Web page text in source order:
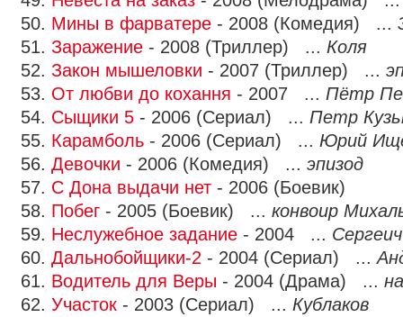
50. Мины в фарватере - 2008 (Комедия) ...
51. Заражение - 2008 (Триллер) ... Коля
52. Закон мышеловки - 2007 (Триллер) ...
53. От любви до кохання - 2007 ... Пётр
54. Сыщики 5 - 2006 (Сериал) ... Петр
55. Карамболь - 2006 (Сериал) ... Юрий
56. Девочки - 2006 (Комедия) ... эпизод
57. С Дона выдачи нет - 2006 (Боевик)
58. Побег - 2005 (Боевик) ... конвоир
59. Неслужебное задание - 2004 ... Сергеич
60. Дальнобойщики-2 - 2004 (Сериал) ...
61. Водитель для Веры - 2004 (Драма) ...
62. Участок - 2003 (Сериал) ... Кублаков